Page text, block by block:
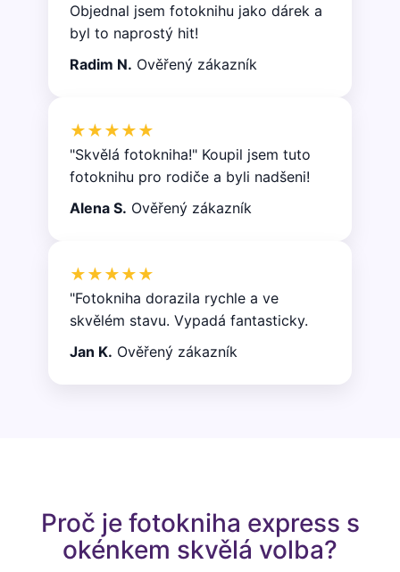
Objednal jsem fotoknihu jako dárek a
byl to naprostý hit!
Radim N. Ověřený zákazník
★★★★★
"Skvělá fotokniha!" Koupil jsem tuto
fotoknihu pro rodiče a byli nadšeni!
Alena S. Ověřený zákazník
★★★★★
"Fotokniha dorazila rychle a ve
skvělém stavu. Vypadá fantasticky.
Jan K. Ověřený zákazník
Proč je fotokniha express s
okénkem skvělá volba?